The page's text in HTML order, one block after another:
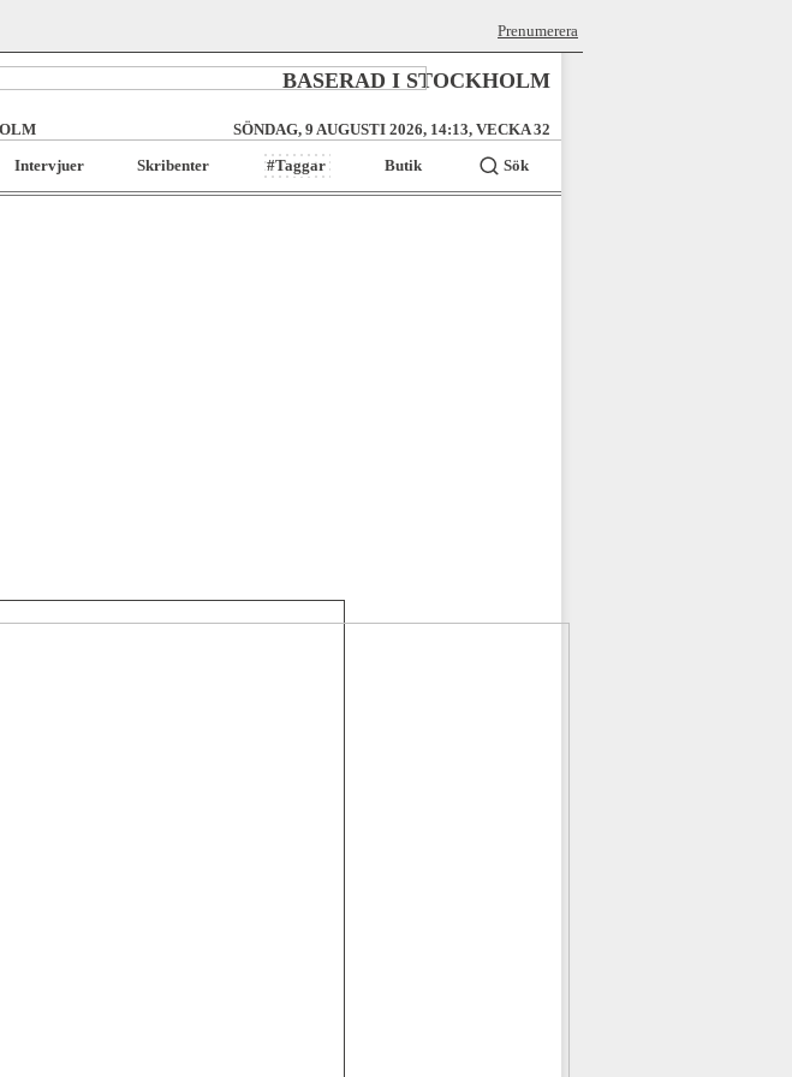
Prenumerera
BASERAD I STOCKHOLM
SÖNDAG, 9 AUGUSTI 2026, 14:13, VECKA 32
Intervjuer Skribenter #Taggar Butik Sök